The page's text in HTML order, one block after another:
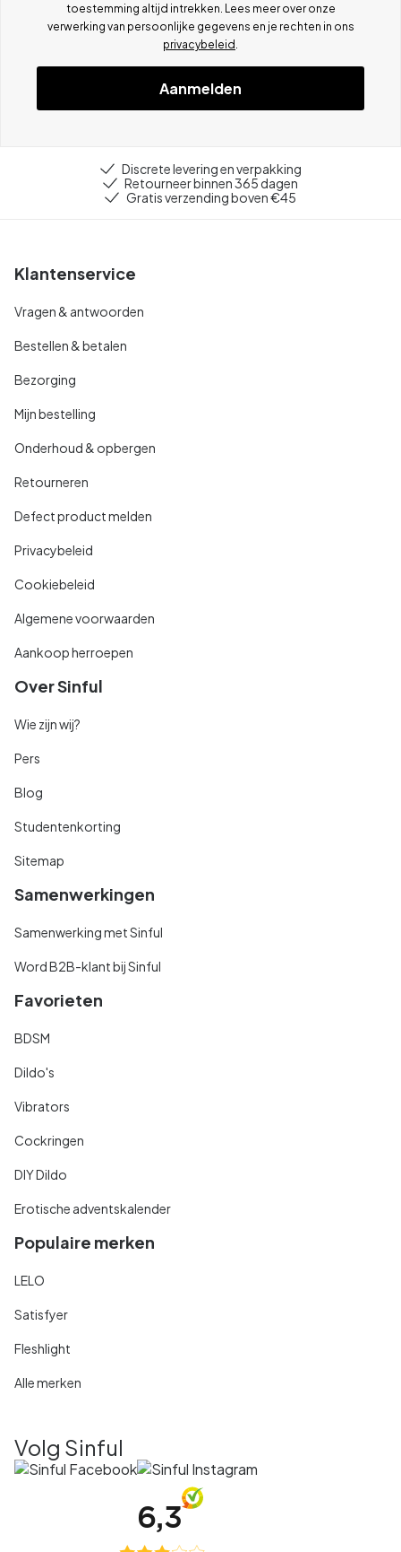
toestemming altijd intrekken. Lees meer over onze
verwerking van persoonlijke gegevens en je rechten in ons
privacybeleid
Aanmelden
Discrete levering en verpakking
Retourneer binnen 365 dagen
Gratis verzending boven €45
Klantenservice
Vragen & antwoorden
Bestellen & betalen
Bezorging
Mijn bestelling
Onderhoud & opbergen
Retourneren
Defect product melden
Privacybeleid
Cookiebeleid
Algemene voorwaarden
Aankoop herroepen
Over Sinful
Wie zijn wij?
Pers
Blog
Studentenkorting
Sitemap
Samenwerkingen
Samenwerking met Sinful
Word B2B-klant bij Sinful
Favorieten
BDSM
Dildo's
Vibrators
Cockringen
DIY Dildo
Erotische adventskalender
Populaire merken
LELO
Satisfyer
Fleshlight
Alle merken
Volg Sinful